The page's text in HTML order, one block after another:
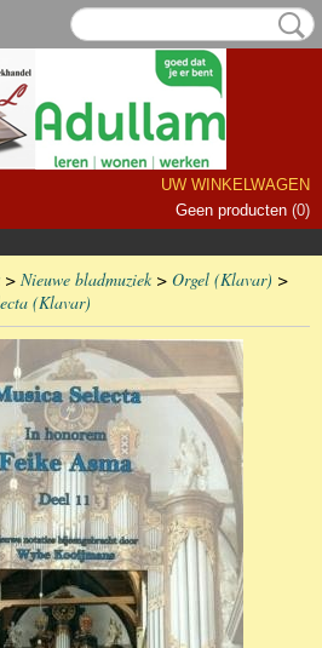
UW WINKELWAGEN
Geen producten (0)
> Nieuwe bladmuziek> Orgel (Klavar) >
(Klavar)